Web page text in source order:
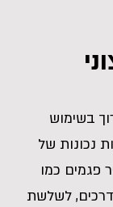
בשימוש
נכונות של
פגמים כמו
לשלשת